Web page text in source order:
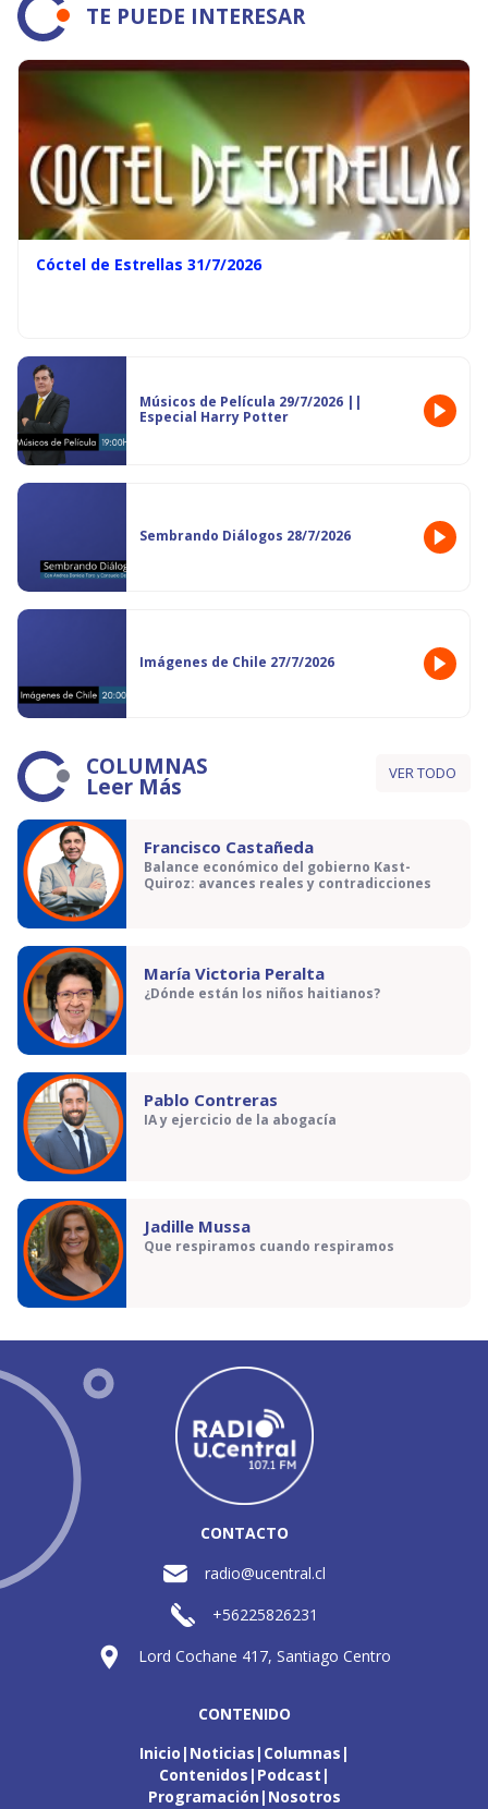
TE PUEDE INTERESAR
Cóctel de Estrellas 31/7/2026
Músicos de Película 29/7/2026 ||
Especial Harry Potter
Sembrando Diálogos 28/7/2026
Imágenes de Chile 27/7/2026
COLUMNAS
Leer Más VER TODO
Francisco Castañeda
Balance económico del gobierno Kast-
Quiroz: avances reales y contradicciones
María Victoria Peralta
¿Dónde están los niños haitianos?
Pablo Contreras
IA y ejercicio de la abogacía
Jadille Mussa
Que respiramos cuando respiramos
CONTACTO
radio@ucentral.cl
+56225826231
Lord Cochane 417, Santiago Centro
CONTENIDO
Inicio Noticias Columnas
Contenidos Podcast
Programación Nosotros